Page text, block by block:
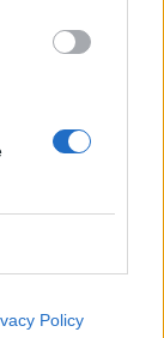
Policy